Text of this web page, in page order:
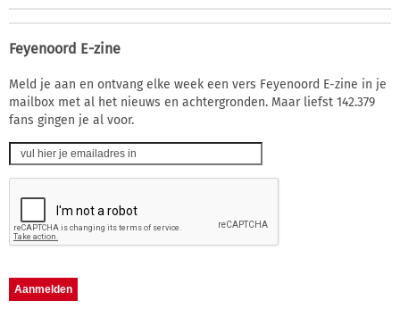
Feyenoord E-zine
Meld je aan en ontvang elke week een vers Feyenoord E-zine in je
mailbox met al het nieuws en achtergronden. Maar liefst 142.379
fans gingen je al voor.